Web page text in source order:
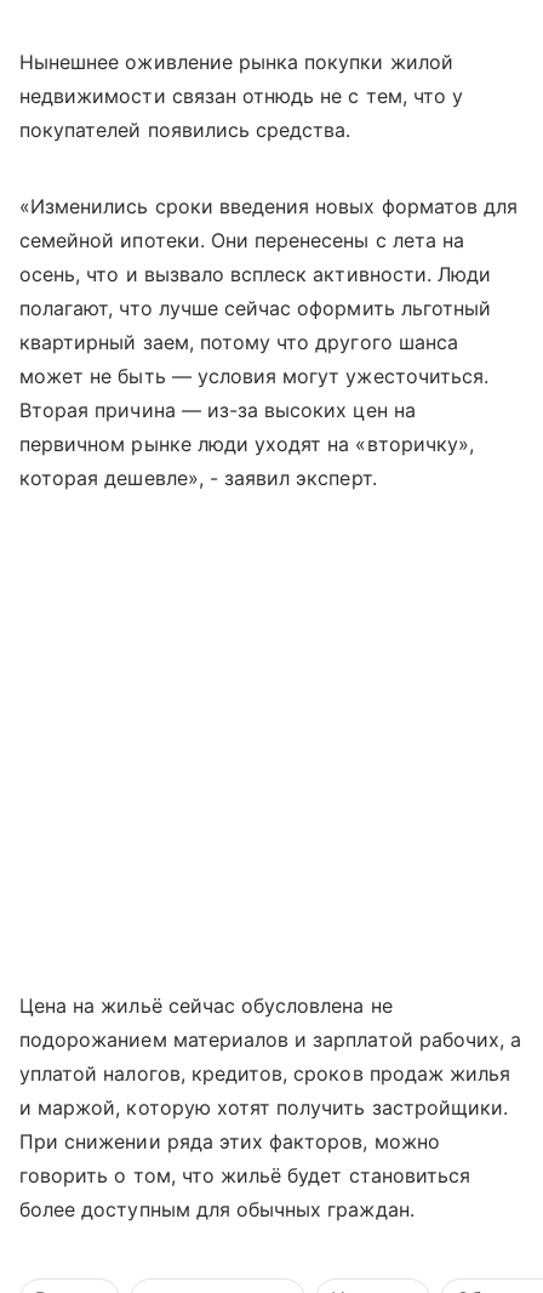
Нынешнее оживление рынка покупки жилой
недвижимости связан отнюдь не с тем, что у
покупателей появились средства.
«Изменились сроки введения новых форматов для
семейной ипотеки. Они перенесены с лета на
осень, что и вызвало всплеск активности. Люди
полагают, что лучше сейчас оформить льготный
квартирный заем, потому что другого шанса
может не быть — условия могут ужесточиться.
Вторая причина — из-за высоких цен на
первичном рынке люди уходят на «вторичку»,
которая дешевле», - заявил эксперт.
Цена на жильё сейчас обусловлена не
подорожанием материалов и зарплатой рабочих, а
уплатой налогов, кредитов, сроков продаж жилья
и маржой, которую хотят получить застройщики.
При снижении ряда этих факторов, можно
говорить о том, что жильё будет становиться
более доступным для обычных граждан.